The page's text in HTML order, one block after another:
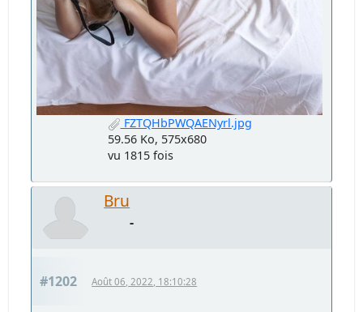
FZTQHbPWQAENyrl.jpg
59.56 Ko, 575x680
vu 1815 fois
Bru
-
#1202 Août 06, 2022, 18:10:28